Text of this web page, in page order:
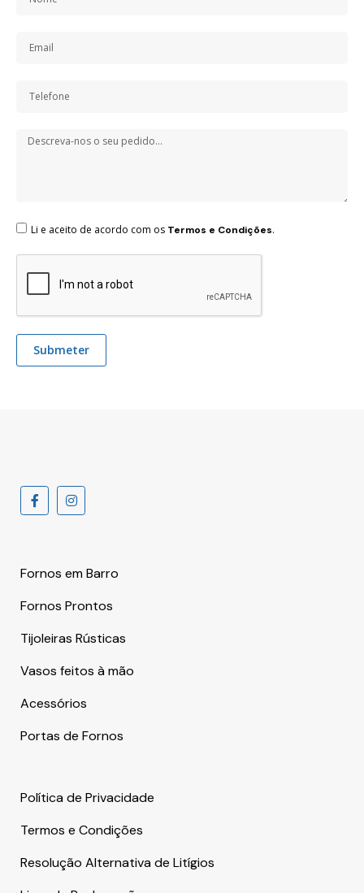
Li e aceito de acordo com os Termos e Condições.
Submeter
Fornos em Barro
Fornos Prontos
Tijoleiras Rústicas
Vasos feitos à mão
Acessórios
Portas de Fornos
Política de Privacidade
Termos e Condições
Resolução Alternativa de Litígios